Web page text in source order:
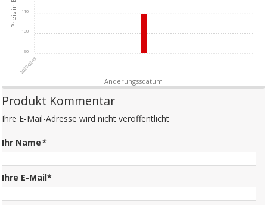
2020-02-18
90
100
110
Produkt Kommentar
Ihre E-Mail-Adresse wird nicht veröffentlicht
Ihr Name*
Ihre E-Mail*